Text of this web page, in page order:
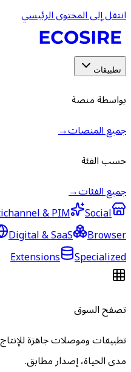
انتقل إلى المحتوى الرئيسي
تطبيقات
بواسطة منصة
جميع المنصات→
حسب الفئة
جميع الفئات→
& PIM
Social
Digital & SaaS
Browser
Extensions
Specialized
تصفح السوق
تطبيقات وموصلات جاهزة
مدى الحياة، إصدار مطابق.